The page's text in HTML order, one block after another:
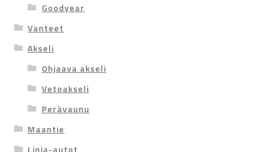
Goodyear
Vanteet
Akseli
Ohjaava akseli
Vetoakseli
Perävaunu
Maantie
Linja-autot